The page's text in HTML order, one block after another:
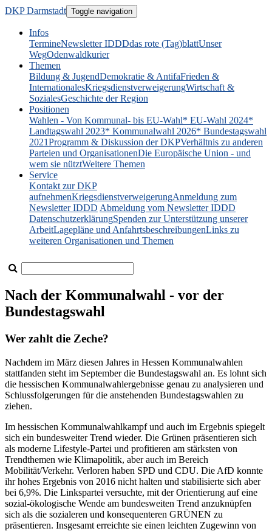
DKP Darmstadt Toggle navigation
Infos
TermineNewsletter IDDDdas rote (Tag)blattUnser
WegOdenwaldkurier
Themen
Bildung & JugendDemokratie & AntifaFrieden &
InternationalesKriegsdienstverweigerungWirtschaft &
SozialesGeschichte der Region
Positionen
Wahlen - Von Kommunal- bis EU-Wahl* EU-Wahl 2024*
Landtagswahl 2023* Kommunalwahl 2026* Bundestagswahl
2021Programm & Diskussion der DKPVerhältnis zu anderen
Parteien und OrganisationenDie Europäische Union - und
wem sie nütztWeitere Themen
Service
Kontakt zur DKP
aufnehmenKriegsdienstverweigerungAnmeldung zum
Newsletter IDDD Abmeldung vom Newsletter IDDD
DatenschutzerklärungSpenden zur Unterstützung unserer
ArbeitLagepläne und AnfahrtsbeschreibungenLinks zu
weiteren Organisationen und Themen
Nach der Kommunalwahl - vor der
Bundestagswahl
Wer zahlt die Zeche?
Nachdem im März diesen Jahres in Hessen Kommunalwahlen
stattfanden steht im September die Bundestagswahl an. Es lohnt sich
die hessischen Kommunalwahlergebnisse genau zu analysieren und
Schlussfolgerungen für die anstehenden Bundestagswahlen zu
ziehen.
Im hessischen Kommunalwahlkampf und auch im Ergebnis spiegelt
sich ein bundesweiter Trend wieder. Die Grünen präsentieren sich
als moderne Lifestyle-Partei und profitieren am stärksten von
Trendthemen wie Klimapolitik, aber auch im Bereich
Mobilität/Verkehr. Verloren haben SPD und CDU. Die AfD konnte
ihr hohes Ergebnis von 2016 nicht halten und stabilisierte sich aber
bei 6,9%. Die Linkspartei versuchte, mit der Orientierung auf eine
sozial-ökologische Wende am bundesweiten Trend anzuknüpfen
sich als die sozialeren und konsequenteren GRÜNEN zu
präsentieren. Insgesamt erreichte sie einen leichten Zugewinn von